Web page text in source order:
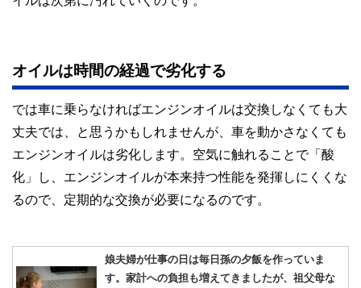
オイルは時間の経過で劣化する
では車に乗らなければエンジンオイルは交換しなくても大
丈夫では、と思うかもしれませんが、車を動かさなくても
エンジンオイルは劣化します。空気に触れることで「酸
化」し、エンジンオイルが本来持つ性能を発揮しにくくな
るので、定期的な交換が必要になるのです。
娘夫婦が仕事の日は毎日孫の夕飯を作っていま
す。家計への負担も増えてきましたが、祖父母な